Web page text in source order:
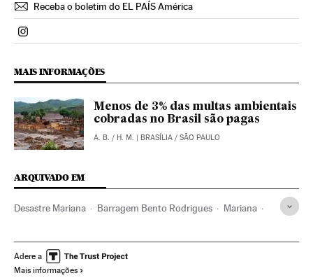
Receba o boletim do EL PAÍS América
Politica El País Brasil en Instagram
MAIS INFORMAÇÕES
Menos de 3% das multas ambientais
cobradas no Brasil são pagas
A. B. / H. M. | BRASÍLIA / SÃO PAULO
ARQUIVADO EM
Desastre Mariana Barragem Bento Rodrigues Mariana
Minas Gerais Desastres naturais
Adere a
Mais informações